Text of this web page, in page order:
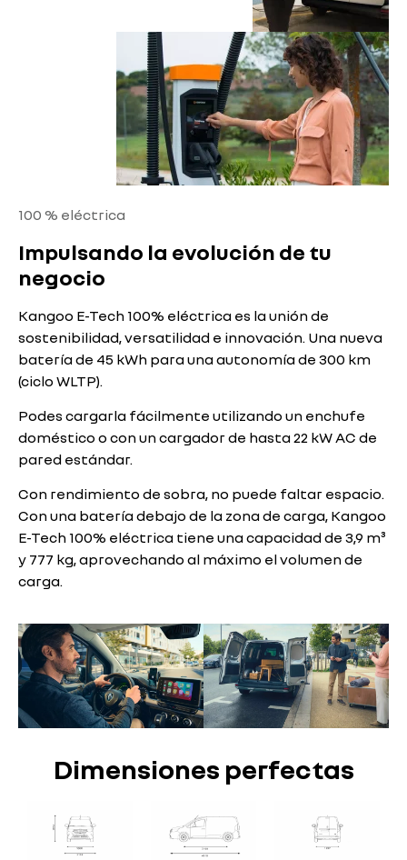
100 % eléctrica
Impulsando la evolución de tu
negocio
Kangoo E-Tech 100% eléctrica es la unión de
sostenibilidad, versatilidad e innovación. Una nueva
batería de 45 kWh para una autonomía de 300 km
(ciclo WLTP).
Podes cargarla fácilmente utilizando un enchufe
doméstico o con un cargador de hasta 22 kW AC de
pared estándar.
Con rendimiento de sobra, no puede faltar espacio.
Con una batería debajo de la zona de carga, Kangoo
E-Tech 100% eléctrica tiene una capacidad de 3,9 m³
y 777 kg, aprovechando al máximo el volumen de
carga.
Dimensiones perfectas